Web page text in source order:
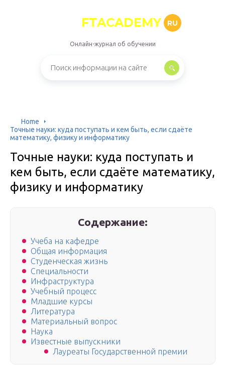
FTACADEMY RU
Онлайн-журнал об обучении
Home
Точные науки: куда поступать и кем быть, если сдаёте
математику, физику и информатику
Точные науки: куда поступать и
кем быть, если сдаёте математику,
физику и информатику
Содержание:
Учеба на кафедре
Общая информация
Студенческая жизнь
Специальности
Инфраструктура
Учебный процесс
Младшие курсы
Литература
Материальный вопрос
Наука
Известные выпускники
Лауреаты Государственной премии